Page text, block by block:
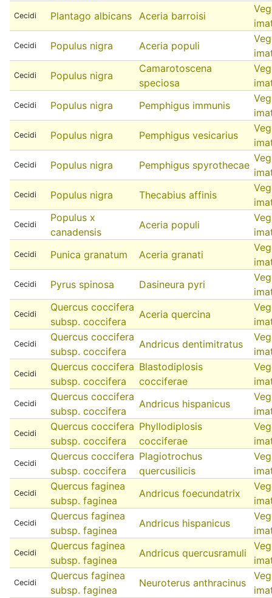
Cecidi Plantago albicans Aceria barroisi
Cecidi Populus nigra Aceria populi
Cecidi Populus nigra
Camarotoscena
speciosa
Cecidi Populus nigra Pemphigus immunis
Cecidi Populus nigra Pemphigus vesicarius
Cecidi Populus nigra Pemphigus spyrothecae
Cecidi Populus nigra Thecabius affinis
Cecidi
Populus x
canadensis
Aceria populi
Cecidi Punica granatum Aceria granati
Cecidi Pyrus spinosa Dasineura pyri
Cecidi
Quercus coccifera
subsp. coccifera
Aceria quercina
Cecidi
Quercus coccifera
subsp. coccifera
Andricus dentimitratus
Cecidi
Quercus coccifera
subsp. coccifera
Blastodiplosis
cocciferae
Cecidi
Quercus coccifera
subsp. coccifera
Andricus hispanicus
Cecidi
Quercus coccifera
subsp. coccifera
Phyllodiplosis
cocciferae
Cecidi
Quercus coccifera
subsp. coccifera
Plagiotrochus
quercusilicis
Cecidi
Quercus faginea
subsp. faginea
Andricus foecundatrix
Cecidi
Quercus faginea
subsp. faginea
Andricus hispanicus
Cecidi
Quercus faginea
subsp. faginea
Andricus quercusramuli
Cecidi
Quercus faginea
subsp. faginea
Neuroterus anthracinus